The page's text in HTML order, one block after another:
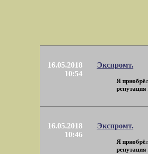
16.05.2018
10:54
Экспромт.
Я
репутация
16.05.2018
10:46
Экспромт.
Я
репутация